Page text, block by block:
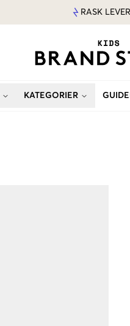
RASK
KATEGORIER